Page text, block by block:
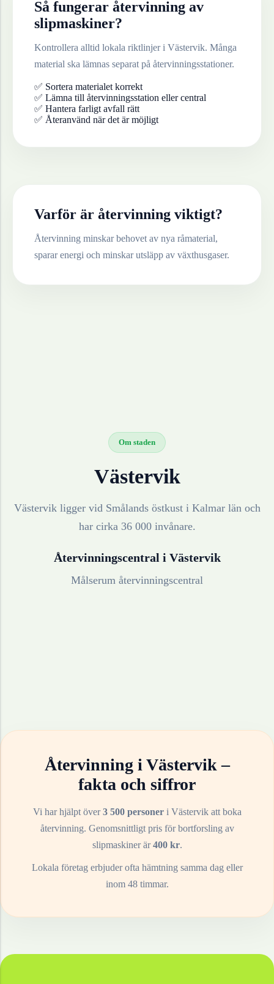
Så fungerar återvinning av
slipmaskiner?
Kontrollera alltid lokala riktlinjer i Västervik. Många
material ska lämnas separat på återvinningsstationer.
✅ Sortera materialet korrekt
✅ Lämna till återvinningsstation eller central
✅ Hantera farligt avfall rätt
✅ Återanvänd när det är möjligt
Varför är återvinning viktigt?
Återvinning minskar behovet av nya råmaterial,
sparar energi och minskar utsläpp av växthusgaser.
Om staden
Västervik
Västervik ligger vid Smålands östkust i Kalmar län och
har cirka 36 000 invånare.
Återvinningscentral i Västervik
Målserum återvinningscentral
Återvinning iVästervik–
fakta och siffror
Vi har hjälpt över3 500 personeri Västervikatt boka
återvinning. Genomsnittligt pris för bortforsling av
slipmaskinerär400kr.
Lokala företag erbjuder ofta hämtning samma dag eller
inom 48 timmar.